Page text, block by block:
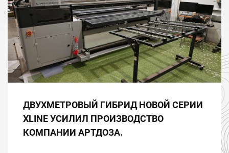
ДВУХМЕТРОВЫЙ ГИБРИД НОВОЙ СЕРИИ
XLINE УСИЛИЛ ПРОИЗВОДСТВО
КОМПАНИИ АРТДОЗА.